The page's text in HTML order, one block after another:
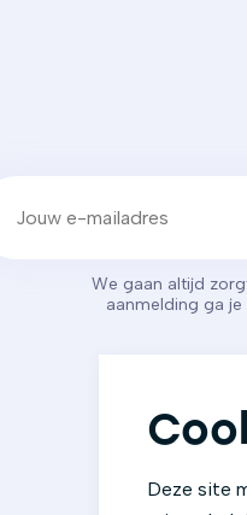
Deze site
We gaan altijd
aanmelding ga